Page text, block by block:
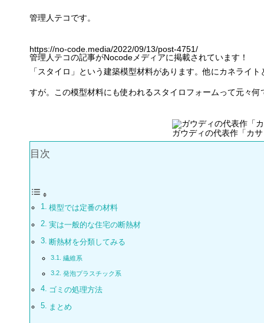
管理人テコです。
https://no-code.media/2022/09/13/post-4751/
管理人テコの記事がNocodeメディアに掲載されています！
「スタイロ」という建築模型材料があります。他にカネライ
すが。この模型材料にも使われるスタイロフォームって元々何
ガウディの代表作「カ
目次
模型では定番の材料
実は一般的な住宅の断熱材
断熱材を分類してみる
繊維系
発泡プラスチック系
ゴミの処理方法
まとめ